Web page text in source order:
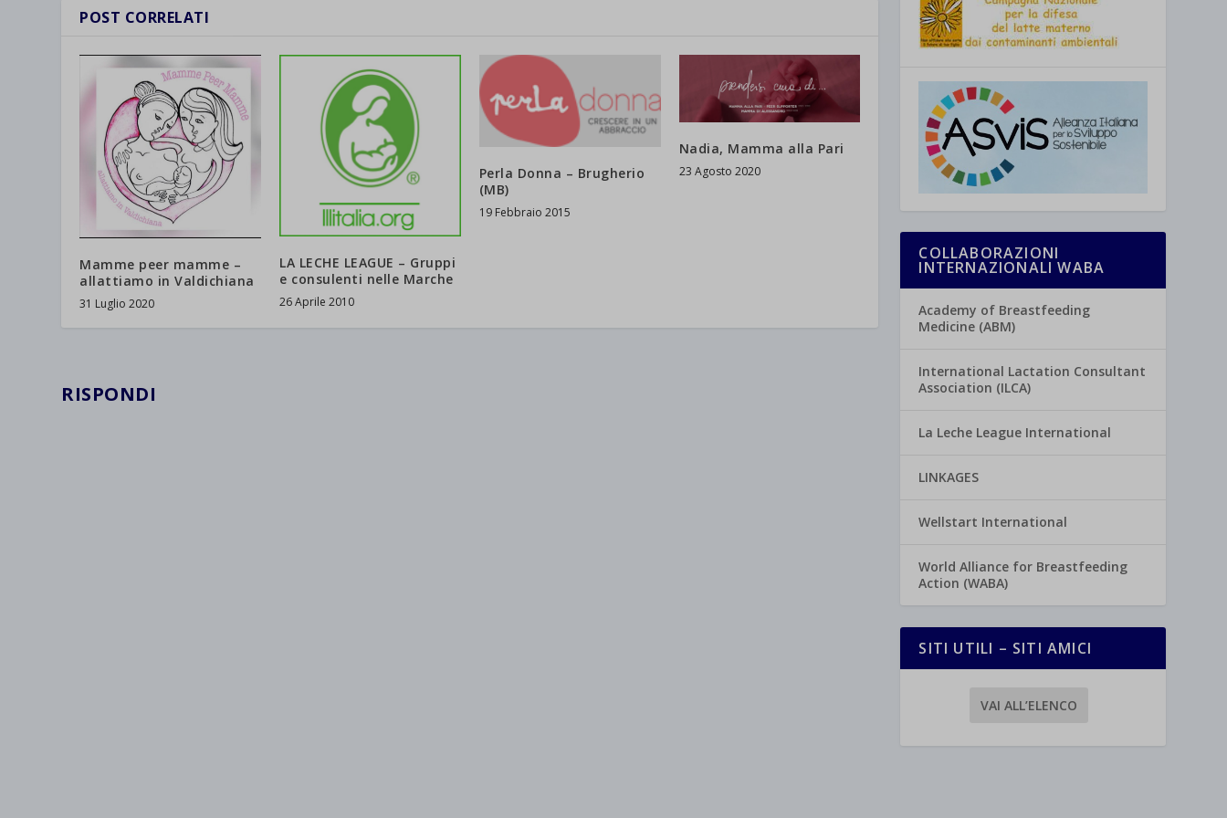
POST CORRELATI
Mamme peer mamme –
allattiamo in Valdichiana
31 Luglio 2020
LA LECHE LEAGUE – Gruppi
e consulenti nelle Marche
26 Aprile 2010
Perla Donna – Brugherio
(MB)
19 Febbraio 2015
Nadia, Mamma alla Pari
23 Agosto 2020
RISPONDI
COLLABORAZIONI
INTERNAZIONALI WABA
Academy of Breastfeeding
Medicine (ABM)
International Lactation Consultant
Association (ILCA)
La Leche League International
LINKAGES
Wellstart International
World Alliance for Breastfeeding
Action (WABA)
SITI UTILI – SITI AMICI
VAI ALL’ELENCO